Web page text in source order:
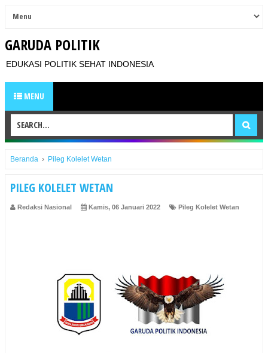
GARUDA POLITIK
EDUKASI POLITIK SEHAT INDONESIA
MENU
Beranda › Pileg Kolelet Wetan
PILEG KOLELET WETAN
Redaksi Nasional Kamis, 06 Januari 2022 Pileg Kolelet Wetan